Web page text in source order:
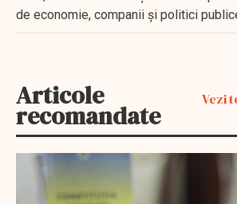
de economie, companii și politici
Articole
recomandate
Vezi